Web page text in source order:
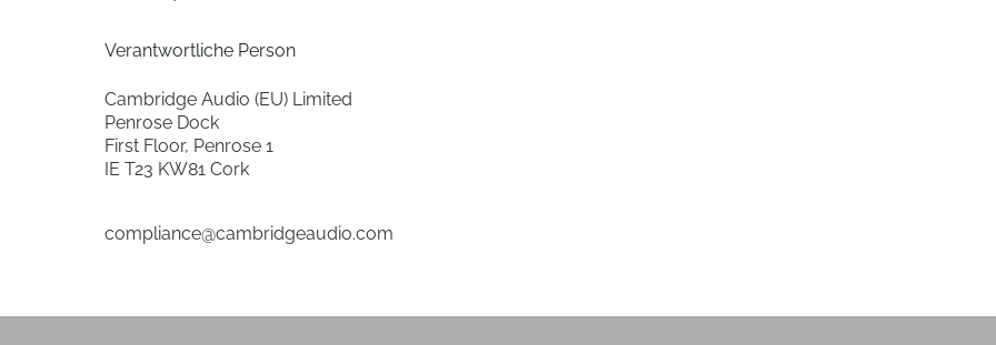
Ausstattung & Technik
IR-Fernbedienung
Leistungsaufnahme
Verantwortliche Person
Cambridge Audio (EU) Limited
Penrose Dock
First Floor, Penrose 1
IE T23 KW81 Cork
compliance@cambridgeaudio.com